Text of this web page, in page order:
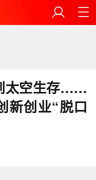
太空生存……
新创业“脱口